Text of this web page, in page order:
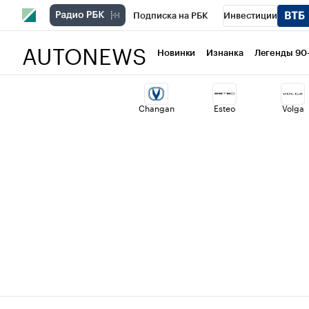
Подписка на РБК Инвестиции
Национальные проекты Город
Кредитные рейтинги Франшизы
AUTONEWS Новинки Изнанка Легенды
Changan Esteo Volga